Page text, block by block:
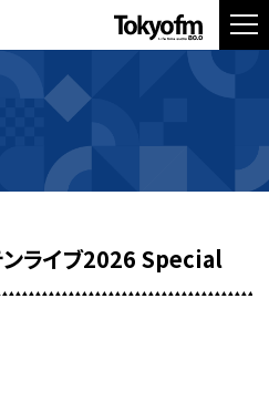
ンライブ2026 Special